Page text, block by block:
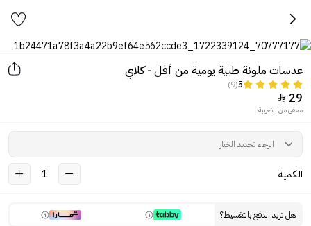
عدسات ملونة طبية يومية من أفل - كلاي
5
(9)
29

معفى من الضريبة
الكمية 1
هل تريد الدفع بالتقسيط؟